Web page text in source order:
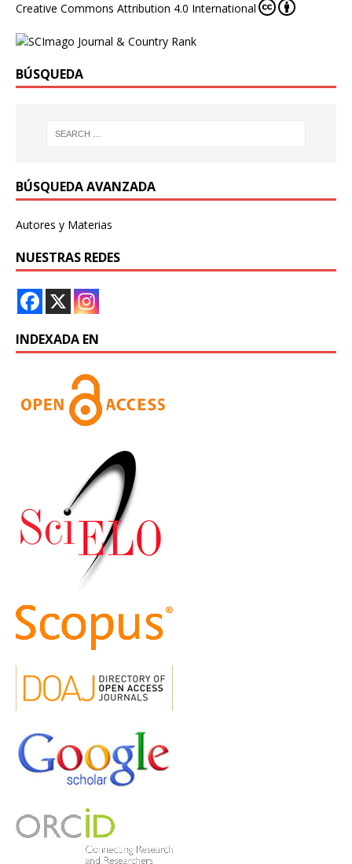
Creative Commons Attribution 4.0 International
BÚSQUEDA
BÚSQUEDA AVANZADA
Autores y Materias
NUESTRAS REDES
INDEXADA EN